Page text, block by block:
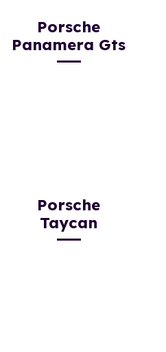
Porsche
Panamera Gts
Porsche
Taycan